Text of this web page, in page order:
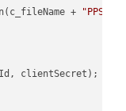
+
"PPS"
clientSecret);